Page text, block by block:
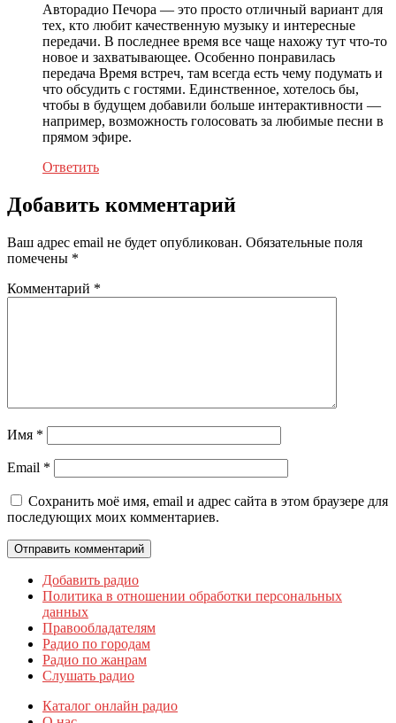
Авторадио Печора — это просто отличный вариант для
тех, кто любит качественную музыку и интересные
передачи. В последнее время все чаще нахожу тут что-то
новое и захватывающее. Особенно понравилась
передача Время встреч, там всегда есть чему подумать и
что обсудить с гостями. Единственное, хотелось бы,
чтобы в будущем добавили больше интерактивности —
например, возможность голосовать за любимые песни в
прямом эфире.
Ответить
Добавить комментарий
Ваш адрес email не будет опубликован. Обязательные поля
помечены *
Комментарий *
Имя *
Email *
Сохранить моё имя, email и адрес сайта в этом браузере для
последующих моих комментариев.
Добавить радио
Политика в отношении обработки персональных
данных
Правообладателям
Радио по городам
Радио по жанрам
Слушать радио
Каталог онлайн радио